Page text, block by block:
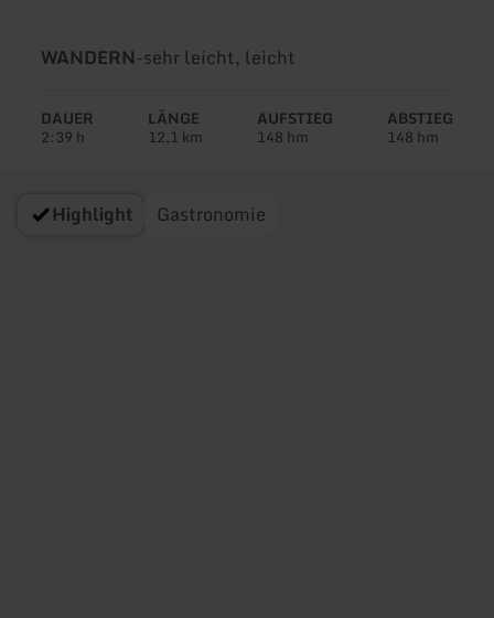
Art
Tour:
WANDERN-Schwierigkeit:
sehr leicht, leicht
DAUER
2:39 h
LÄNGE
12,1 km
AUFSTIEG
148 hm
ABSTIEG
148 hm
Highlight Gastronomie